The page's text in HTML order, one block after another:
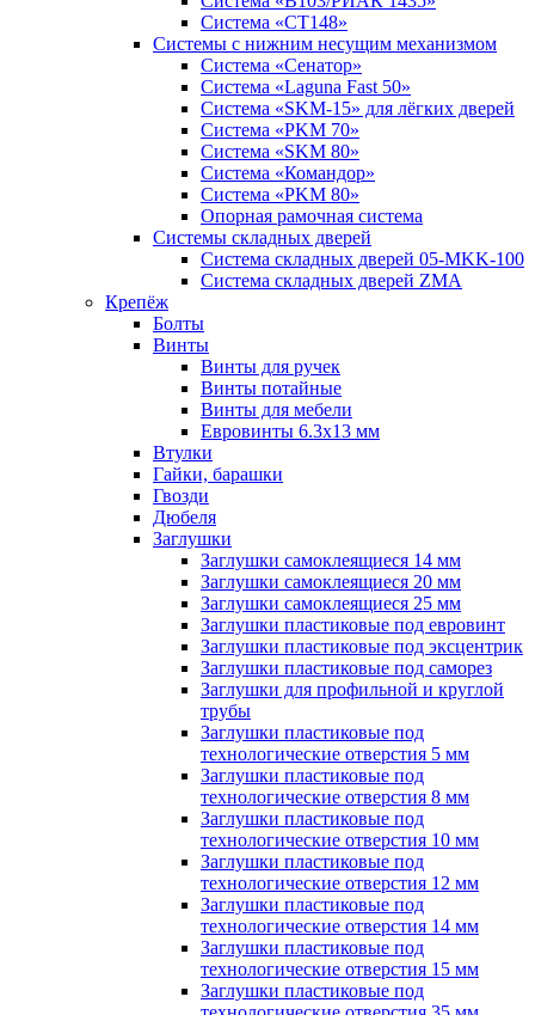
Система «СТ148»
Системы с нижним несущим механизмом
Система «Сенатор»
Система «Laguna Fast 50»
Система «SKM-15» для лёгких дверей
Система «PKM 70»
Система «SKM 80»
Система «Командор»
Система «PKM 80»
Опорная рамочная система
Системы складных дверей
Система складных дверей 05-MKK-100
Система складных дверей ZMA
Крепёж
Болты
Винты
Винты для ручек
Винты потайные
Винты для мебели
Евровинты 6.3х13 мм
Втулки
Гайки, барашки
Гвозди
Дюбеля
Заглушки
Заглушки самоклеящиеся 14 мм
Заглушки самоклеящиеся 20 мм
Заглушки самоклеящиеся 25 мм
Заглушки пластиковые под евровинт
Заглушки пластиковые под эксцентрик
Заглушки пластиковые под саморез
Заглушки для профильной и круглой
трубы
Заглушки пластиковые под
технологические отверстия 5 мм
Заглушки пластиковые под
технологические отверстия 8 мм
Заглушки пластиковые под
технологические отверстия 10 мм
Заглушки пластиковые под
технологические отверстия 12 мм
Заглушки пластиковые под
технологические отверстия 14 мм
Заглушки пластиковые под
технологические отверстия 15 мм
Заглушки пластиковые под